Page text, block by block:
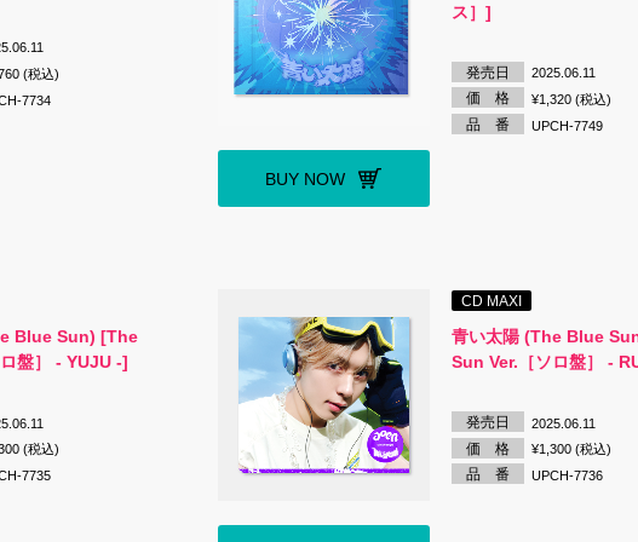
(税込)
7734
BUY NOW
ス］]
発売日 2025.06.11
価 格 ¥1,320 (税込)
品 番 UPCH-7749
Blue Sun) [The
盤］ - YUJU -]
(税込)
7735
CD MAXI
青い太陽 (The Blue
Sun Ver.［ソロ盤］ -
発売日 2025.06.11
価 格 ¥1,300 (税込)
品 番 UPCH-7736